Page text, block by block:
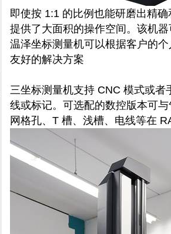
即使按 1:1 的比例也能研磨出精
提供了大面积的操作空间。该机
温泽坐标测量机可以根据客户的
友好的解决方案
三坐标测量机支持 CNC 模式或
线或标记。可选配的数控版本可
网格孔、T 槽、浅槽、电线等在